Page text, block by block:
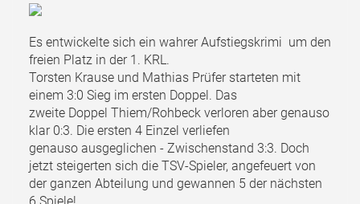
Es entwickelte sich ein wahrer Aufstiegskrimi um den
freien Platz in der 1. KRL.
Torsten Krause und Mathias Prüfer starteten mit
einem 3:0 Sieg im ersten Doppel. Das
zweite Doppel Thiem/Rohbeck verloren aber genauso
klar 0:3. Die ersten 4 Einzel verliefen
genauso ausgeglichen - Zwischenstand 3:3. Doch
jetzt steigerten sich die TSV-Spieler, angefeuert von
der ganzen Abteilung und gewannen 5 der nächsten